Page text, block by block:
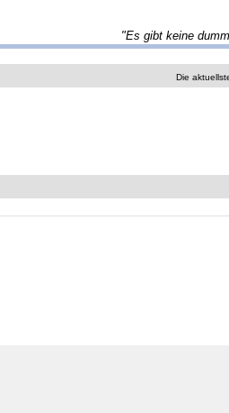
"Es gibt keine
Die